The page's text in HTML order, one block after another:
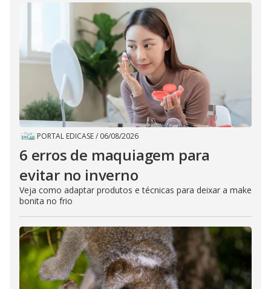
PORTAL EDICASE/ 06/08/2026
6 erros de maquiagem para
evitar no inverno
Veja como adaptar produtos e técnicas para deixar a make
bonita no frio